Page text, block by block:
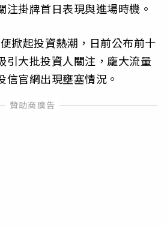
注掛牌首日表現與進場時機。
掀起投資熱潮，日前公布前十
引大批投資人關注，龐大流量
信官網出現壅塞情況。